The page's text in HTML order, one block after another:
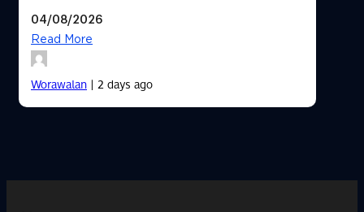
04/08/2026
Read More
Worawalan| 2 days ago